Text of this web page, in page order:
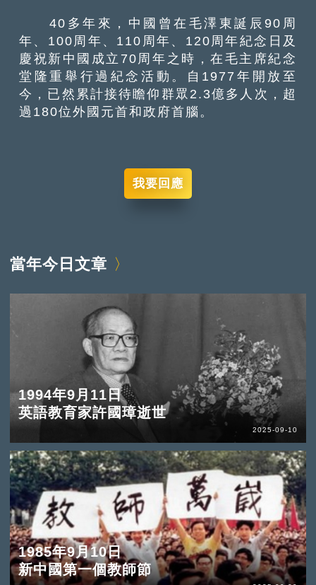
40多年來，中國曾在毛澤東誕辰90周
年、100周年、110周年、120周年紀念日及
慶祝新中國成立70周年之時，在毛主席紀念
堂隆重舉行過紀念活動。自1977年開放至
今，已然累計接待瞻仰群眾2.3億多人次，超
過180位外國元首和政府首腦。
我要回應
當年今日文章
1994年9月11日
英語教育家許國璋逝世
2025-09-10
1985年9月10日
新中國第一個教師節